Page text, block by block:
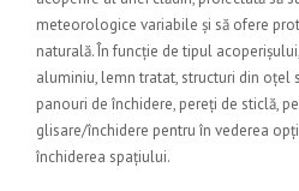
meteorologice variabile și să ofere
naturală. În funcție de tipul
aluminiu, lemn tratat, structuri din oțel
panouri de închidere, pereți de sticlă,
glisare/închidere pentru în vederea
închiderea spațiului.